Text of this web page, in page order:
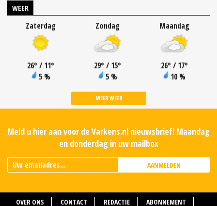
WEER
Zaterdag
26° / 11°
5 %
Zondag
29° / 15°
5 %
Maandag
26° / 17°
10 %
MEER WEER
Meld u hier aan voor de Varkens.nl nieuwsbrief! Maandag
en donderdag in uw mailbox
AANMELDEN
OVER ONS CONTACT REDACTIE ABONNEMENT